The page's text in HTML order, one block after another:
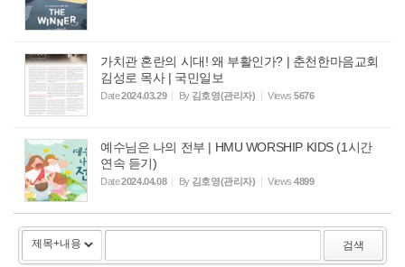
가치관 혼란의 시대! 왜 부활인가? | 춘천한마음교회
김성로 목사 | 국민일보
Date2024.03.29 By 김호영(관리자) Views 5676
예수님은 나의 전부 | HMU WORSHIP KIDS (1시간
연속 듣기)
Date2024.04.08 By 김호영(관리자) Views 4899
검색